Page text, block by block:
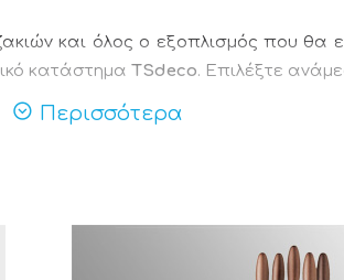
και όλος ο εξοπλισμός που θα
κατάστημα TSdeco. Επιλέξτε
σε δόσεις με τη χρήση
Περισσότερα